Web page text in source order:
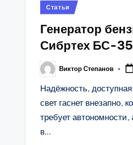
Posted
Статьи
Генератор
Сибртех БС-
Posted
by
Виктор Степанов
Надёжность,
свет гаснет внезапно,
требует автономности,
в…